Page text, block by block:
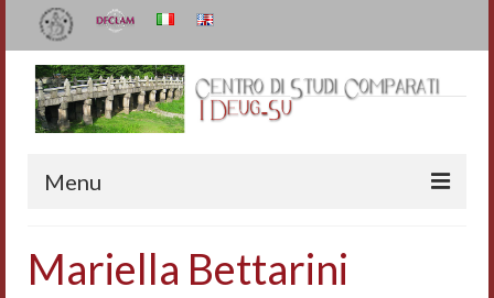
Menu
Organizzazione e contatti
Mariella Bettarini